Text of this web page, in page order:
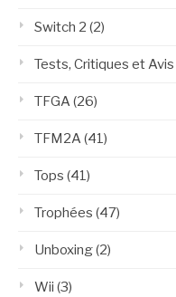
Switch 2 (2)
Tests, Critiques et Avis
TFGA(26)
TFM2A(41)
Tops (41)
Trophées (47)
Unboxing(2)
Wii (3)